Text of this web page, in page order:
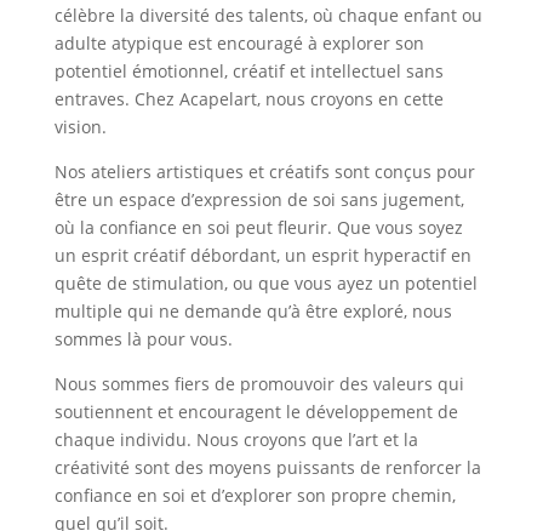
célèbre la diversité des talents, où chaque enfant ou
adulte atypique est encouragé à explorer son
potentiel émotionnel, créatif et intellectuel sans
entraves. Chez Acapelart, nous croyons en cette
vision.
Nos ateliers artistiques et créatifs sont conçus pour
être un espace d’expression de soi sans jugement,
où la confiance en soi peut fleurir. Que vous soyez
un esprit créatif débordant, un esprit hyperactif en
quête de stimulation, ou que vous ayez un potentiel
multiple qui ne demande qu’à être exploré, nous
sommes là pour vous.
Nous sommes fiers de promouvoir des valeurs qui
soutiennent et encouragent le développement de
chaque individu. Nous croyons que l’art et la
créativité sont des moyens puissants de renforcer la
confiance en soi et d’explorer son propre chemin,
quel qu’il soit.